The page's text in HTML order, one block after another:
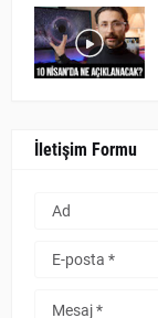
İletişim Formu